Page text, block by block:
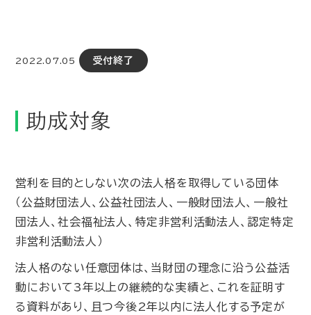
2022.07.05 受付終了
助成対象
営利を目的としない次の法人格を取得している団体
（公益財団法人、公益社団法人、一般財団法人、一般社
団法人、社会福祉法人、特定非営利活動法人、認定特定
非営利活動法人）
法人格のない任意団体は、当財団の理念に沿う公益活
動において3年以上の継続的な実績と、これを証明す
る資料があり、且つ今後2年以内に法人化する予定が